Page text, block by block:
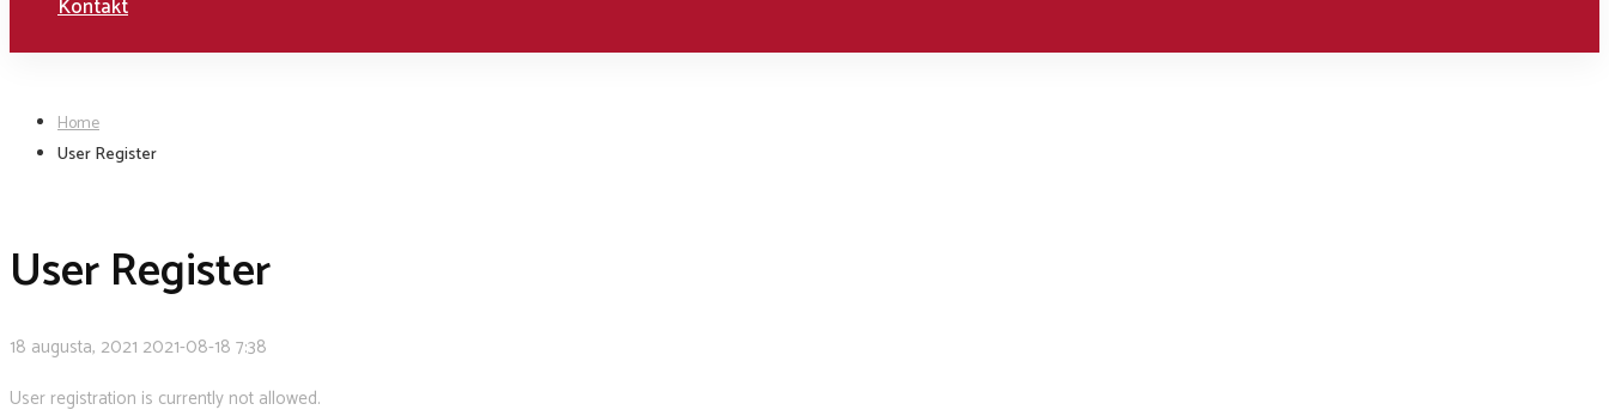
Kontakt
Home
User Register
User Register
18 augusta, 2021 2021-08-18 7:38
User registration is currently not allowed.